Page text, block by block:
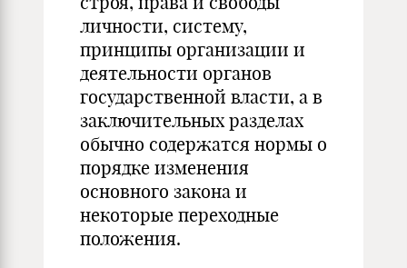
личности, систему,
принципы организации и
деятельности органов
государственной власти, а в
заключительных разделах
обычно содержатся нормы о
порядке изменения
основного закона и
некоторые переходные
положения.